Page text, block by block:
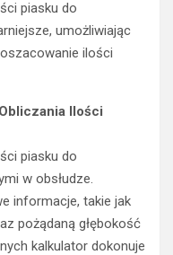
piasku do
umożliwiając
ilości
Ilości
piasku do
w obsłudze.
informacje, takie jak
pożądaną głębokość
kalkulator dokonuje